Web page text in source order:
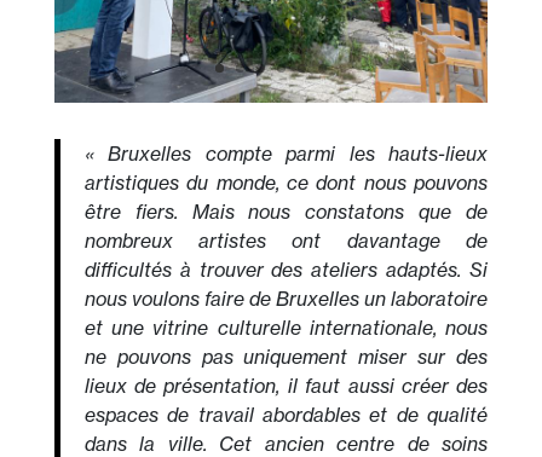
« Bruxelles compte parmi les hauts-lieux
artistiques du monde, ce dont nous pouvons
être fiers. Mais nous constatons que de
nombreux artistes ont davantage de
difficultés à trouver des ateliers adaptés. Si
nous voulons faire de Bruxelles un laboratoire
et une vitrine culturelle internationale, nous
ne pouvons pas uniquement miser sur des
lieux de présentation, il faut aussi créer des
espaces de travail abordables et de qualité
dans la ville. Cet ancien centre de soins